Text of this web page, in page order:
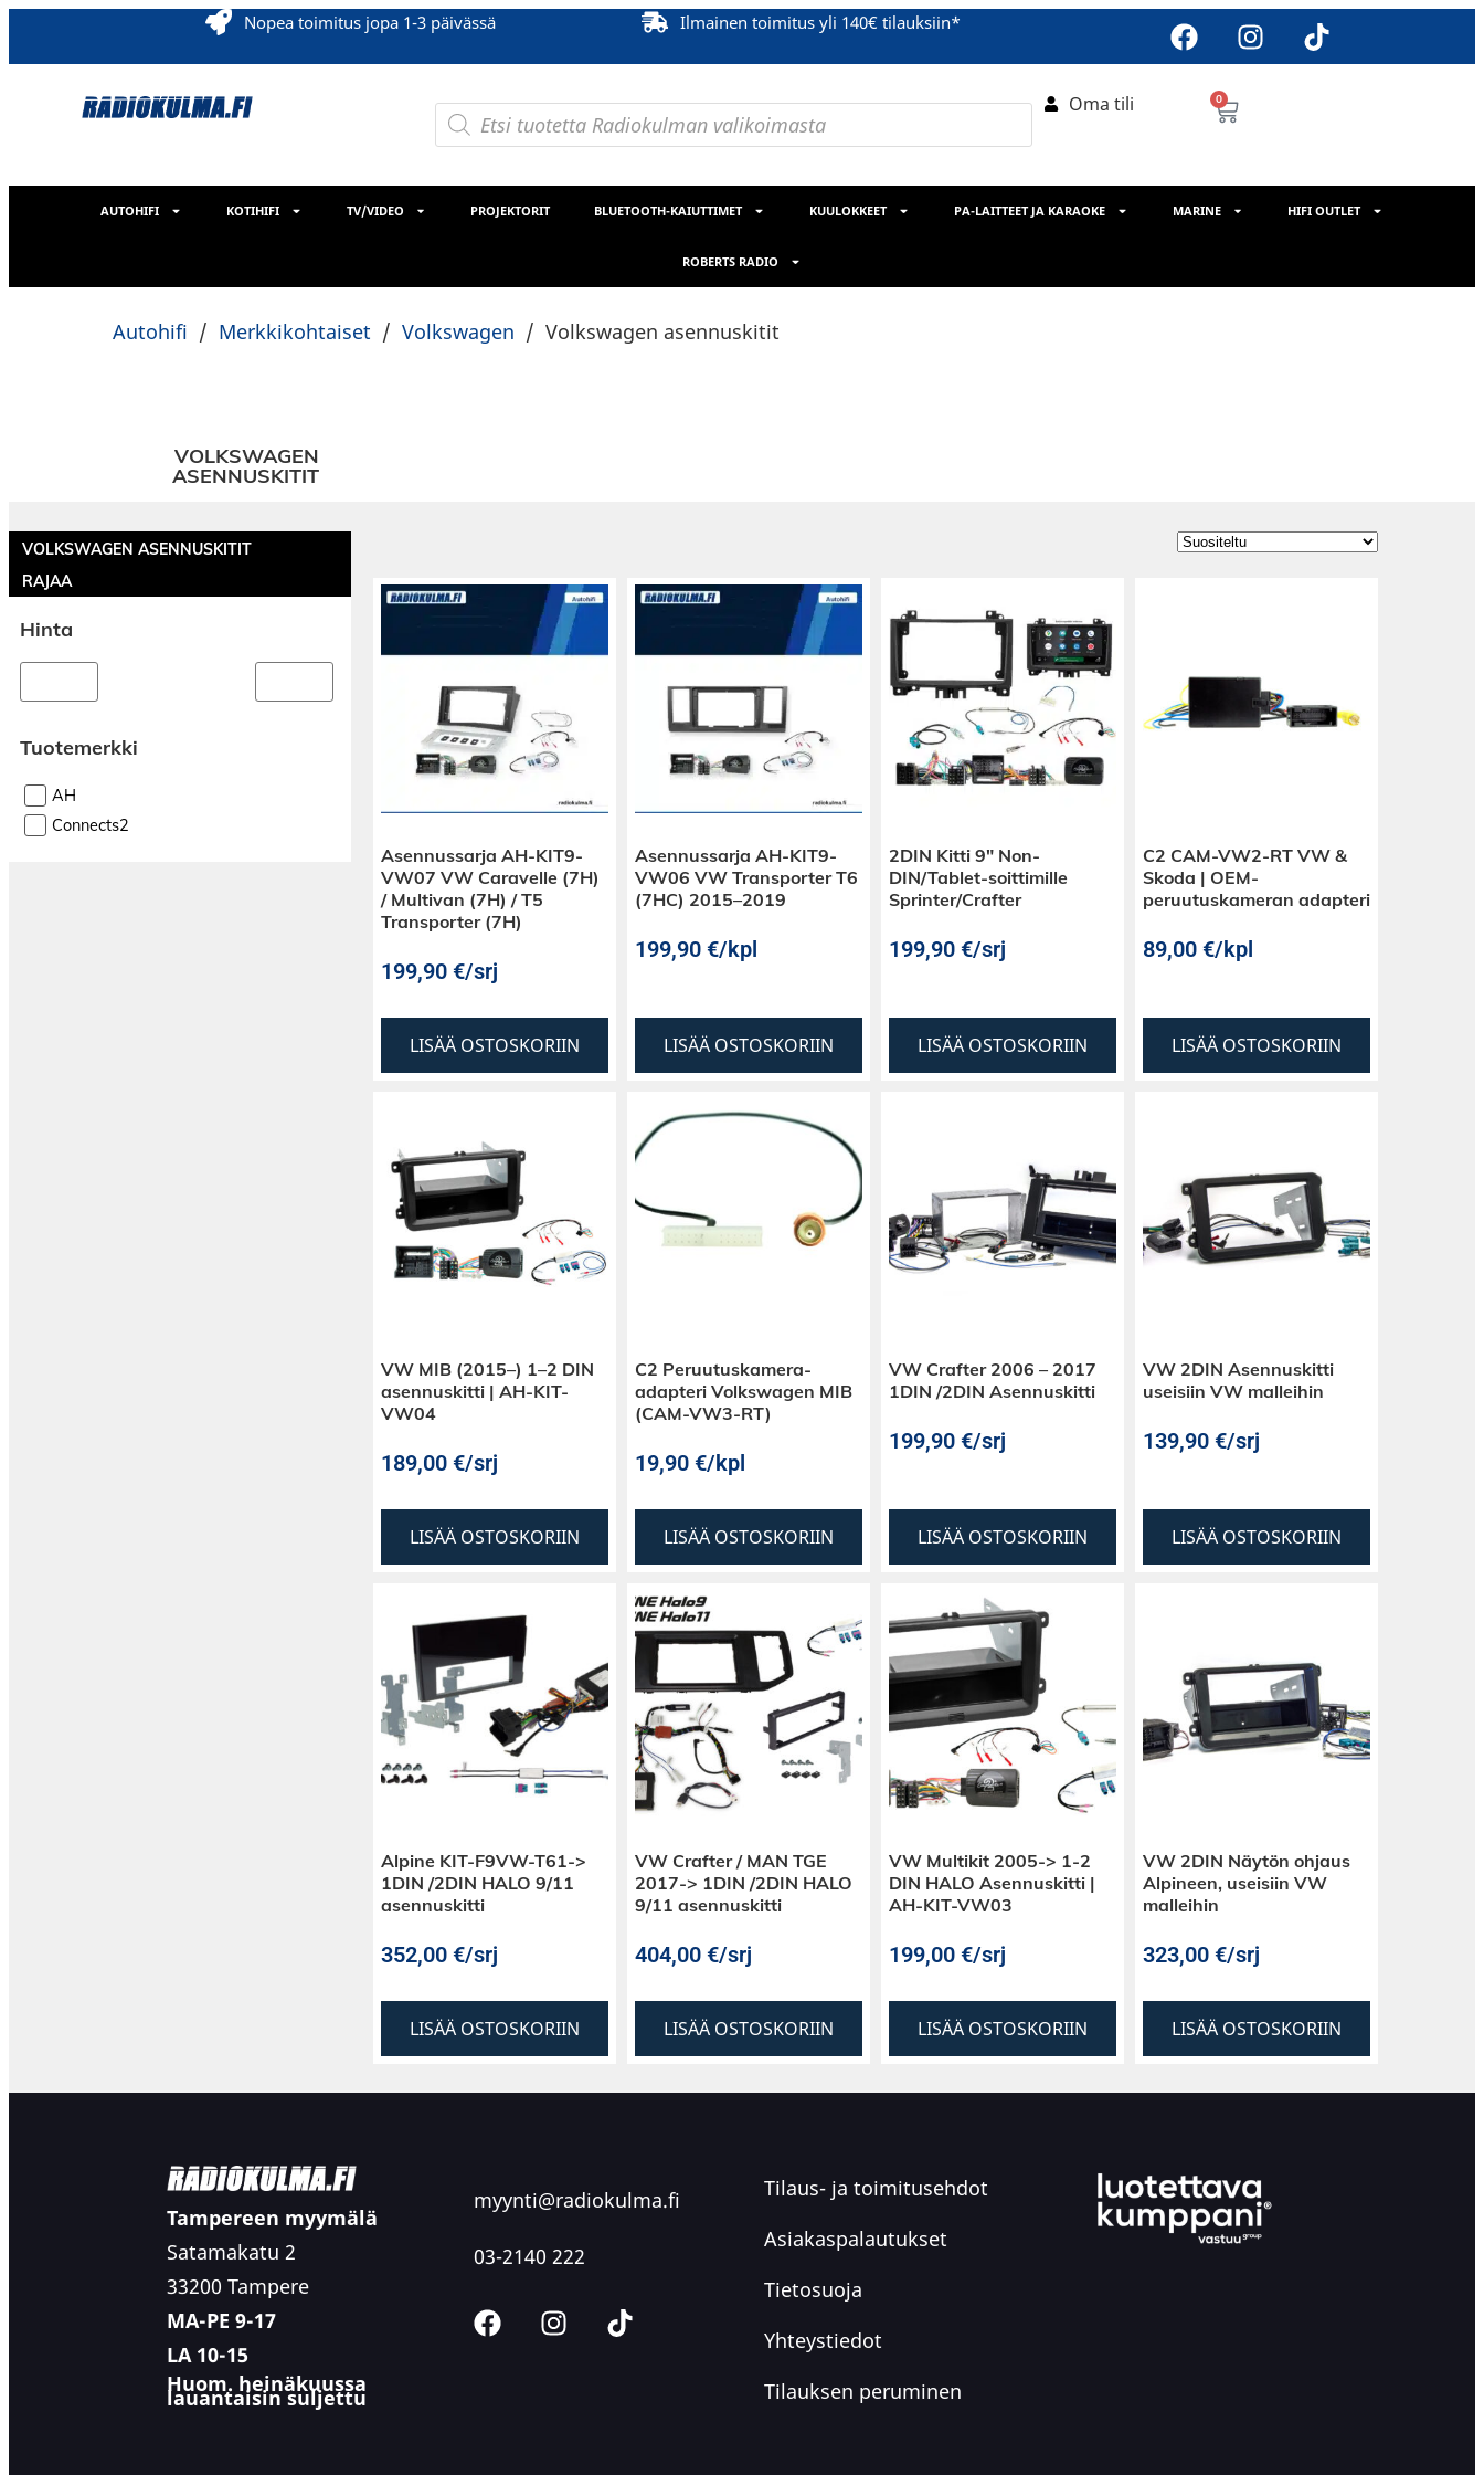
Nopea toimitus jopa 1-3 päivässä Ilmainen toimitus yli 140€ tilauksiin*
Oma tili 0
AUTOHIFI KOTIHIFI TV/VIDEO PROJEKTORIT BLUETOOTH-KAIUTTIMET KUULOKKEET PA-LAITTEET JA KARAOKE MARINE HIFI OUTLET
ROBERTS RADIO
Autohifi / Merkkikohtaiset / Volkswagen / Volkswagen asennuskitit
VOLKSWAGEN
ASENNUSKITIT
VOLKSWAGEN ASENNUSKITIT
RAJAA
Hinta
Tuotemerkki
AH
Connects2
Asennussarja AH-KIT9-
VW07 VW Caravelle (7H)
/ Multivan (7H) / T5
Transporter (7H)
199,90 €/srj
LISÄÄ OSTOSKORIIN
Asennussarja AH-KIT9-
VW06 VW Transporter T6
(7HC) 2015–2019
199,90 €/kpl
LISÄÄ OSTOSKORIIN
2DIN Kitti 9″ Non-
DIN/Tablet-soittimille
Sprinter/Crafter
199,90 €/srj
LISÄÄ OSTOSKORIIN
C2 CAM-VW2-RT VW &
Skoda | OEM-
peruutuskameran adapteri
89,00 €/kpl
LISÄÄ OSTOSKORIIN
VW MIB (2015–) 1–2 DIN
asennuskitti | AH-KIT-
VW04
189,00 €/srj
LISÄÄ OSTOSKORIIN
C2 Peruutuskamera-
adapteri Volkswagen MIB
(CAM-VW3-RT)
19,90 €/kpl
LISÄÄ OSTOSKORIIN
VW Crafter 2006 – 2017
1DIN /2DIN Asennuskitti
199,90 €/srj
LISÄÄ OSTOSKORIIN
VW 2DIN Asennuskitti
useisiin VW malleihin
139,90 €/srj
LISÄÄ OSTOSKORIIN
Alpine KIT-F9VW-T61->
1DIN /2DIN HALO 9/11
asennuskitti
352,00 €/srj
LISÄÄ OSTOSKORIIN
VW Crafter / MAN TGE
2017-> 1DIN /2DIN HALO
9/11 asennuskitti
404,00 €/srj
LISÄÄ OSTOSKORIIN
VW Multikit 2005-> 1-2
DIN HALO Asennuskitti |
AH-KIT-VW03
199,00 €/srj
LISÄÄ OSTOSKORIIN
VW 2DIN Näytön ohjaus
Alpineen, useisiin VW
malleihin
323,00 €/srj
LISÄÄ OSTOSKORIIN
Tampereen myymälä
Satamakatu 2
33200 Tampere
MA-PE 9-17
LA 10-15
Huom. heinäkuussa
lauantaisin suljettu
myynti@radiokulma.fi
03-2140 222
Tilaus- ja toimitusehdot
Asiakaspalautukset
Tietosuoja
Yhteystiedot
Tilauksen peruminen